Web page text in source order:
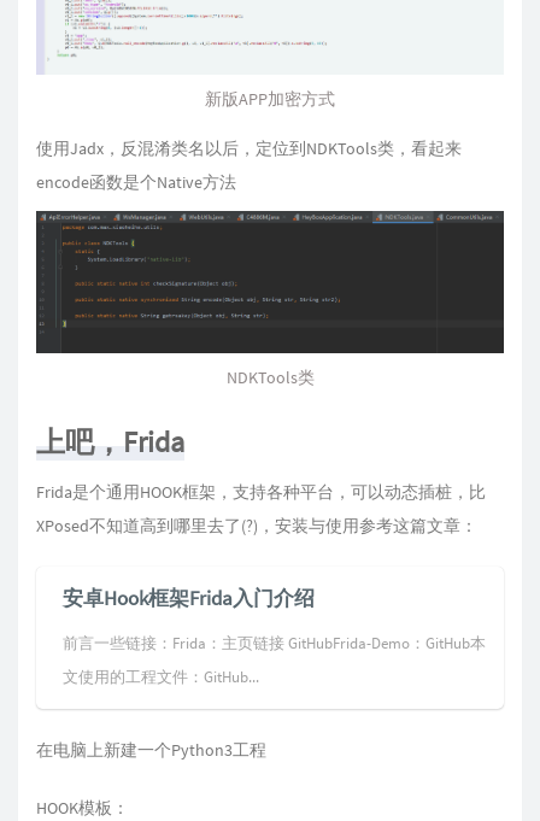
新版APP加密方式
使用Jadx，反混淆类名以后，定位到NDKTools类，看起来
encode函数是个Native方法
NDKTools类
上吧，Frida
Frida是个通用HOOK框架，支持各种平台，可以动态插桩，比
XPosed不知道高到哪里去了(?)，安装与使用参考这篇文章：
安卓Hook框架Frida入门介绍
前言一些链接：Frida：主页链接 GitHubFrida-Demo：GitHub本
文使用的工程文件：GitHub...
在电脑上新建一个Python3工程
HOOK模板：